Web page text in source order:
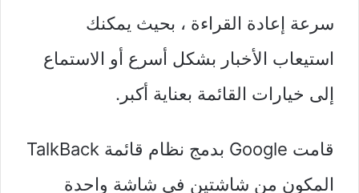
سرعة إعادة القراءة ، بحيث يمكنك
استيعاب الأخبار بشكل أسرع أو الاستماع
إلى خيارات القائمة بعناية أكبر.
قامت Google بدمج نظام قائمة TalkBack
المكون من شاشتين في شاشة واحدة